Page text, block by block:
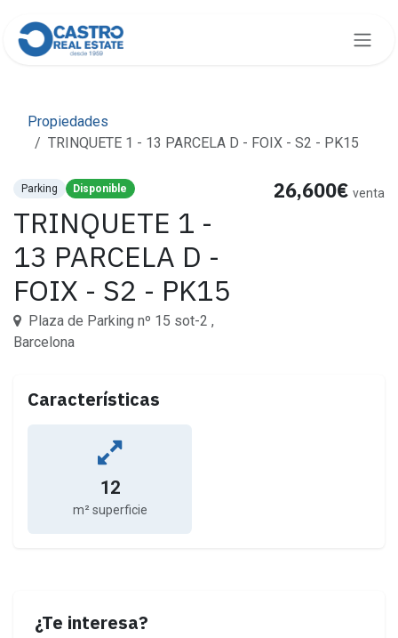
Propiedades
TRINQUETE 1 - 13 PARCELA D - FOIX - S2 - PK15
Parking Disponible
TRINQUETE 1 -
13 PARCELA D -
FOIX - S2 - PK15
Plaza de Parking nº 15 sot-2 ,
Barcelona
26,600€ venta
Características
12
m² superficie
¿Te interesa?